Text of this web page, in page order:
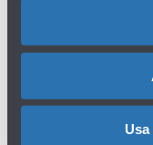
Hai bisogno